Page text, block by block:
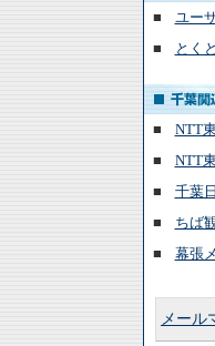
■
ユー
■
とく
■
NTT
■
NTT
■
千葉
■
ちば
■
幕張
メール